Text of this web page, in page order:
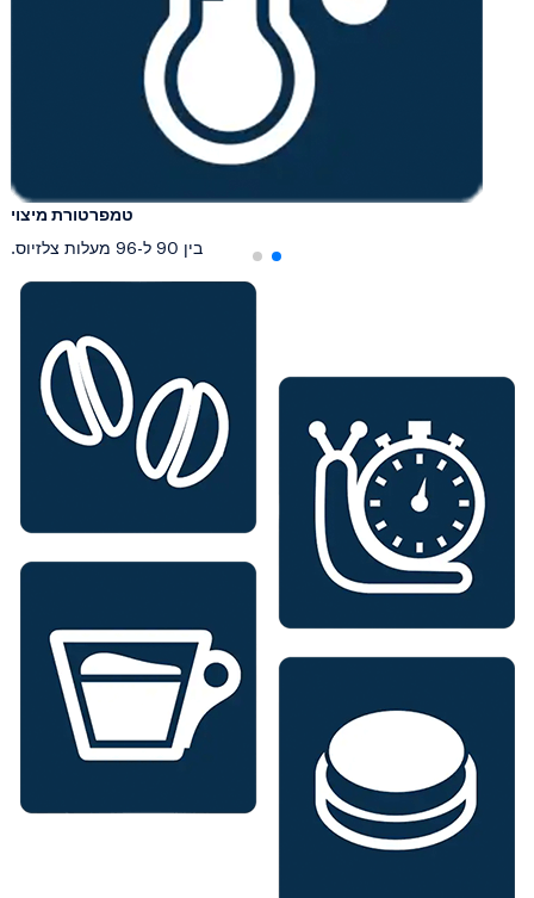
טמפרטורת מיצוי
בין 90 ל-96 מעלות צלזיוס.